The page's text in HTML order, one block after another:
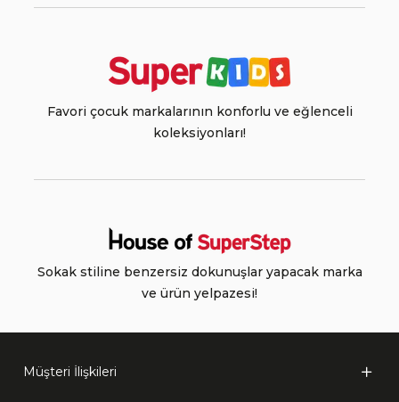
Favori çocuk markalarının konforlu ve eğlenceli
koleksiyonları!
Sokak stiline benzersiz dokunuşlar yapacak marka
ve ürün yelpazesi!
Müşteri İlişkileri